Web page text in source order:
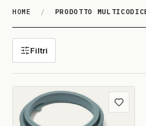
HOME / PRODOTTO
VL0.4302 NO
Filtri